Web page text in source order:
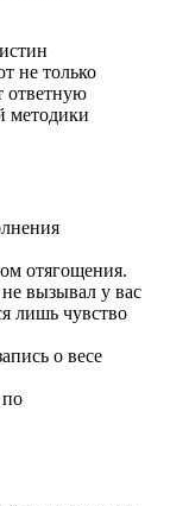
не только
ответную
методики
отягощения.
вызывал у вас
лишь чувство
о весе